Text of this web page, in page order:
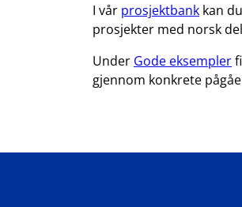
I vår prosjektbank kan
prosjekter med norsk
Under Gode eksempler
gjennom konkrete